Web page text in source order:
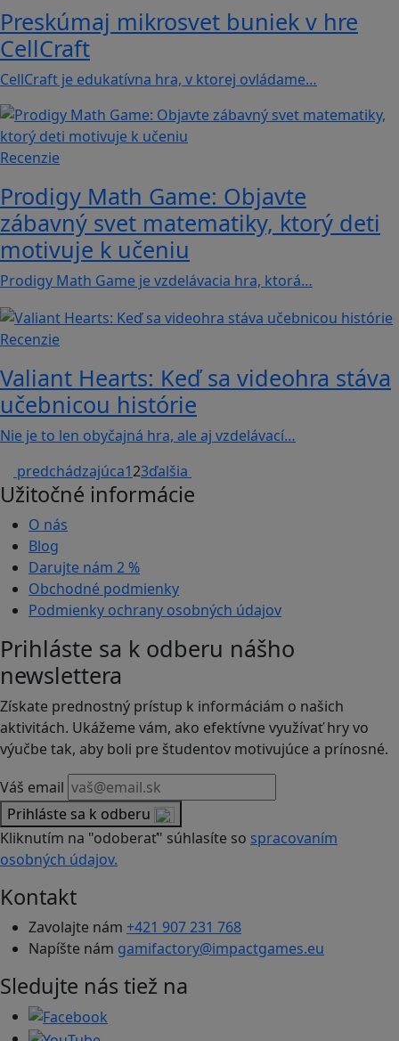
Preskúmaj mikrosvet buniek v hre
CellCraft
CellCraft je edukatívna hra, v ktorej ovládame…
Recenzie
Prodigy Math Game: Objavte
zábavný svet matematiky, ktorý deti
motivuje k učeniu
Prodigy Math Game je vzdelávacia hra, ktorá…
Recenzie
Valiant Hearts: Keď sa videohra stáva
učebnicou histórie
Nie je to len obyčajná hra, ale aj vzdelávací…
predchádzajúca123ďalšia
Užitočné informácie
O nás
Blog
Darujte nám 2 %
Obchodné podmienky
Podmienky ochrany osobných údajov
Prihláste sa k odberu nášho
newslettera
Získate prednostný prístup k informáciám o našich
aktivitách. Ukážeme vám, ako efektívne využívať hry vo
výučbe tak, aby boli pre študentov motivujúce a prínosné.
Váš email
Prihláste sa k odberu
Kliknutím na "odoberať" súhlasíte so spracovaním
osobných údajov.
Kontakt
Zavolajte nám +421 907 231 768
Napíšte nám gamifactory@impactgames.eu
Sledujte nás tiež na